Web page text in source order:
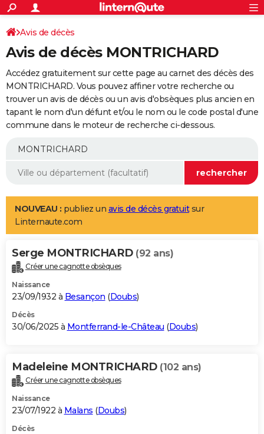
ACTUALITÉS
Politique
Société
Faits Divers
Education
Monde
Villes
+
SPORT
Coupe du monde 2026
Football
Tennis
Cyclisme
Rugby
Forum
Programme TV
TNT
Streaming
Cinéma
Sorties cinéma
Musique
+
FINANCE
Retraite
Epargne
Immobilier
Risques naturels par ville
Assurance
AUTO
Essais
Réserver un essai
Citadines
Berlines
SUV
Forum auto
+
Mobiles
Meilleur smartphone
Internet
Ordinateurs
Jeux vidéo
Guide high-tech
Aménagement intérieur
LIFESTYLE
Art de vivre
Bien-être
Loisirs
Mode
Modes de vie
Alimentation
Guide de la santé
Maladies
Médicaments
Sommeil
VOYAGE
Destinations
City break
Voyage nature
Voyage de noces
Forum
Climat
+PHOTO
GUIDES D'ACHAT
BONS PLANS
Carte de Noël
Carte Bonne année
Carte Saint-Valentin
Carte Pâques
Carte d'anniversaire
DICTIONNAIRE
Dictionnaire
Biographies
Citations
Expressions
Proverbes
PROGRAMME TV
Avis de décès
Avis de décès MONTRICHARD
Accédez gratuitement sur cette page au carnet des décès des
MONTRICHARD. Vous pouvez affiner votre recherche ou
trouver un avis de décès ou un avis d'obsèques plus ancien en
tapant le nom d'un défunt et/ou le nom ou le code postal d'une
commune dans le moteur de recherche ci-dessous.
NOUVEAU : publiez un avis de décès gratuitsur
Linternaute.com
Serge MONTRICHARD (92 ans)
Créer une cagnotte obsèques
Naissance
23/09/1932 à Besançon (Doubs)
Décès
30/06/2025 à Montferrand-le-Château (Doubs)
Madeleine MONTRICHARD (102 ans)
Créer une cagnotte obsèques
Naissance
23/07/1922 à Malans (Doubs)
Décès